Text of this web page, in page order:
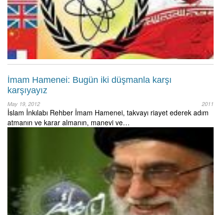
İmam Hamenei: Bugün iki düşmanla karşı
karşıyayız
May 19, 2012 2011
İslam İnkılabı Rehber İmam Hamenei, takvayı riayet ederek adım
atmanın ve karar almanın, manevi ve…